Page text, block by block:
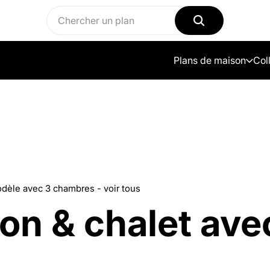
Plans de maison
avec 3 chambres - voir tous
& chalet